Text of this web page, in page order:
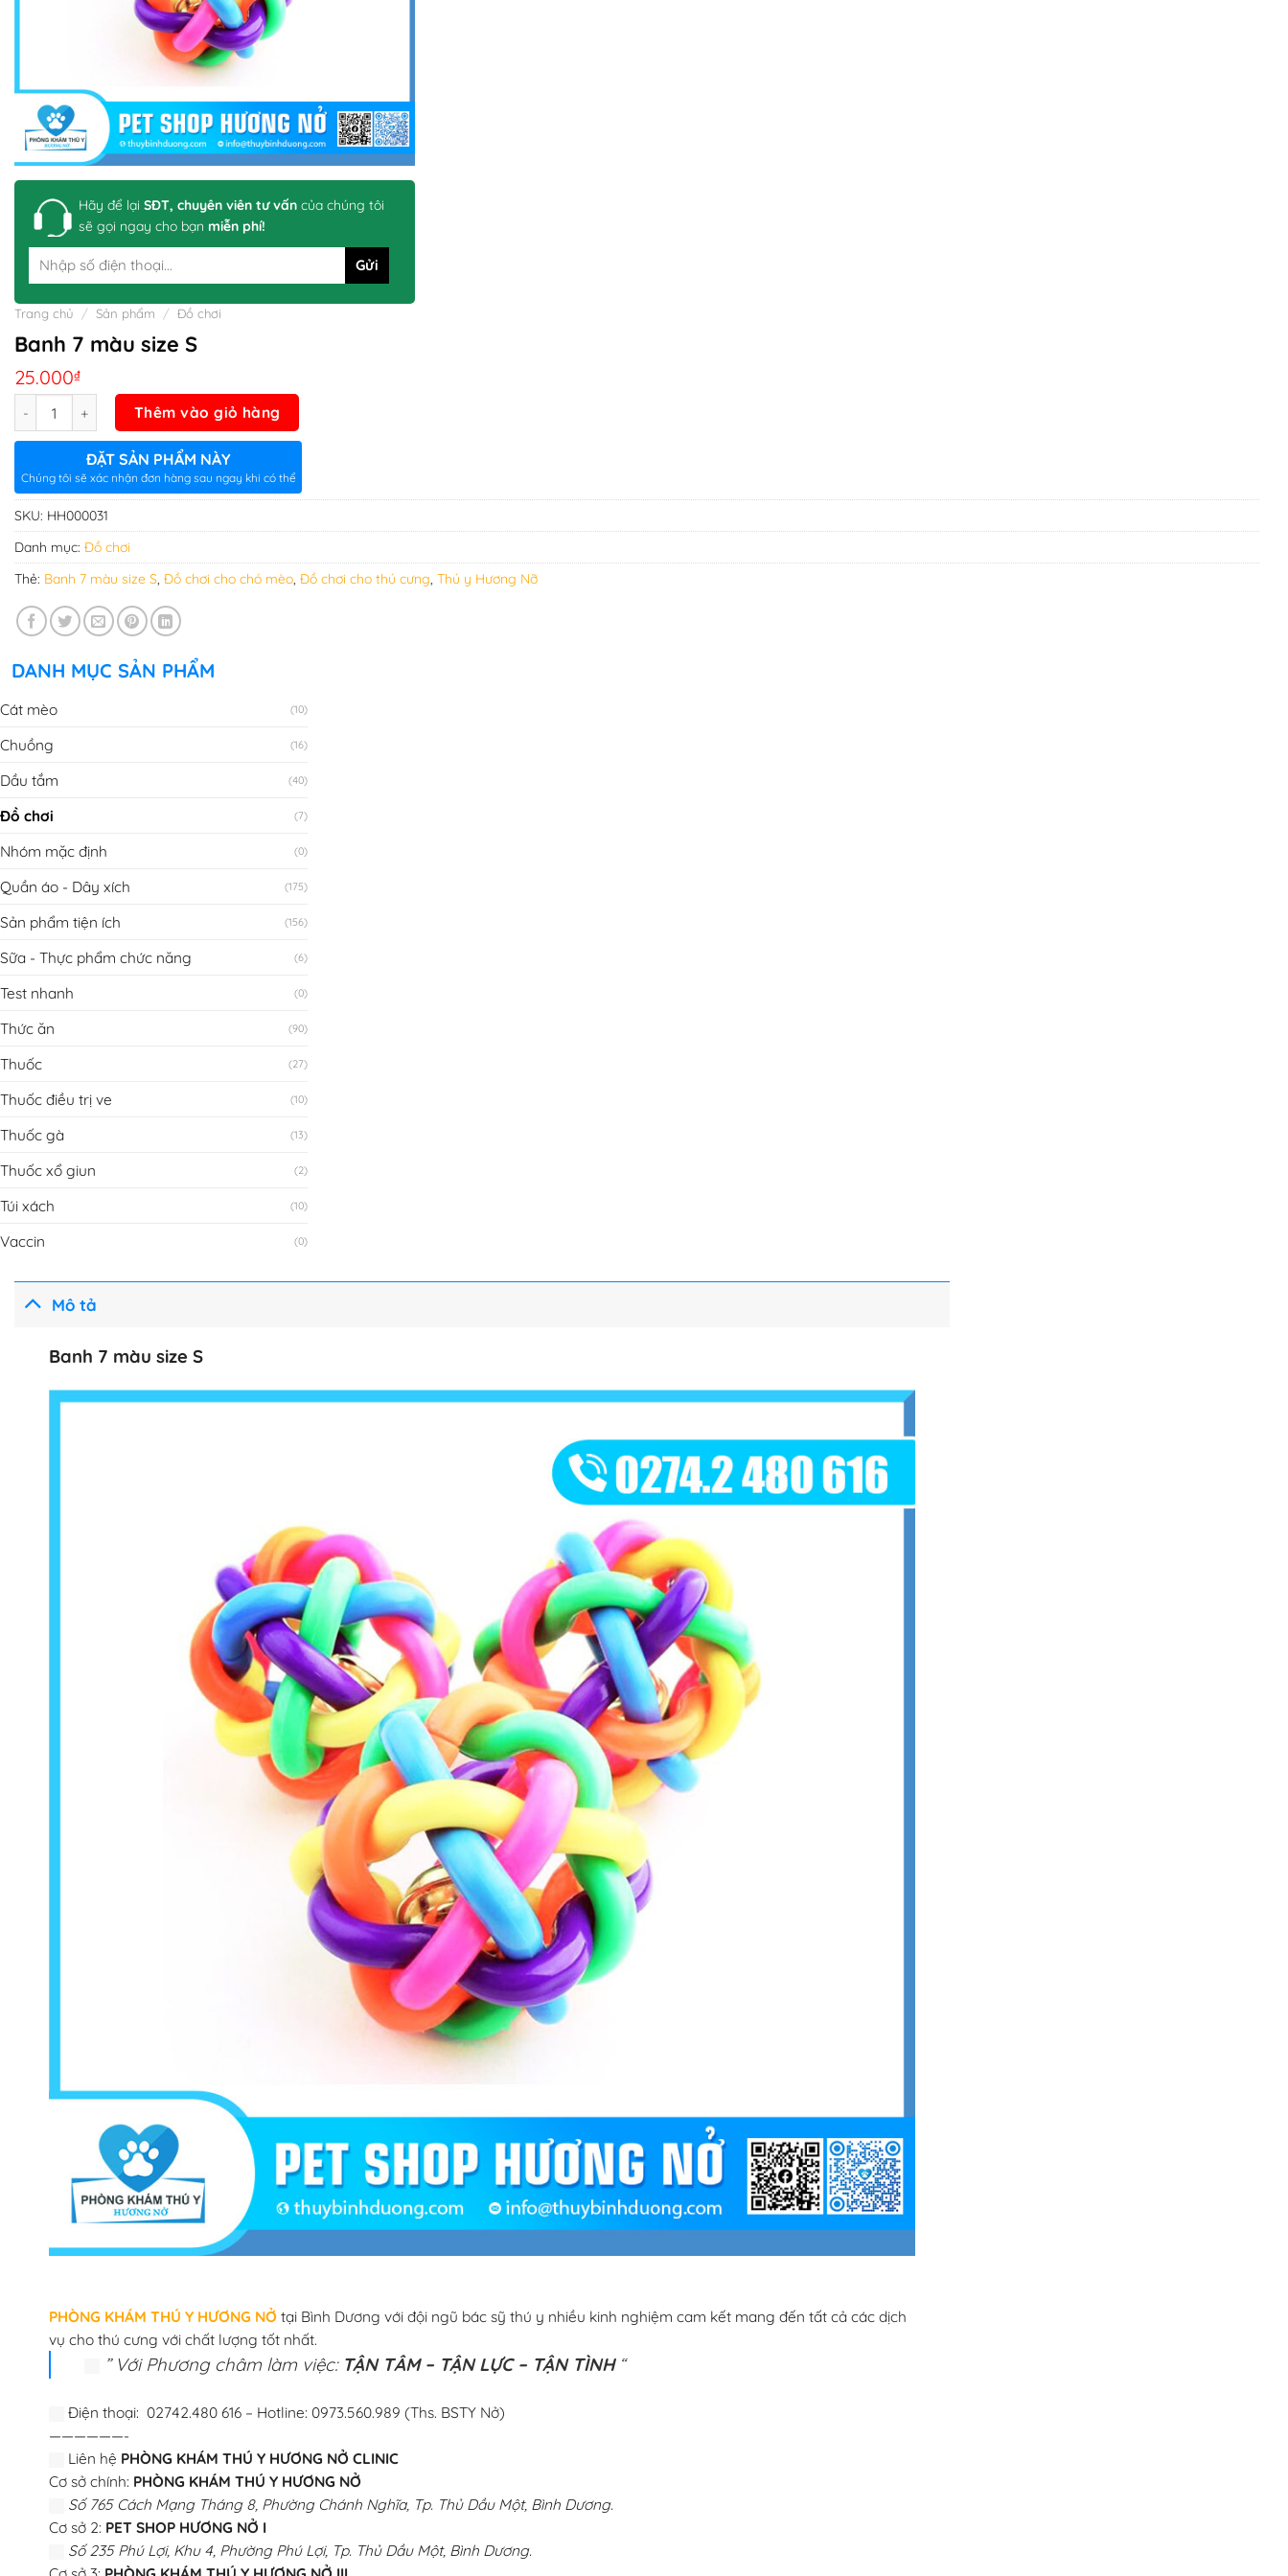
Hãy để lại SĐT, chuyên viên tư vấn của chúng tôi
sẽ gọi ngay cho bạn miễn phí!
Trang chủ / Sản phẩm / Đồ chơi
Banh 7 màu size S
25.000₫
Thêm vào giỏ hàng
ĐẶT SẢN PHẨM NÀY
Chúng tôi sẽ xác nhận đơn hàng sau ngay khi có thể
SKU: HH000031
Danh mục: Đồ chơi
Thẻ: Banh 7 màu size S, Đồ chơi cho chó mèo, Đồ chơi cho thú cưng, Thú y Hương Nỡ
DANH MỤC SẢN PHẨM
Cát mèo (10)
Chuồng (16)
Dầu tắm (40)
Đồ chơi (7)
Nhóm mặc định (0)
Quần áo - Dây xích (175)
Sản phẩm tiện ích (156)
Sữa - Thực phẩm chức năng (6)
Test nhanh (0)
Thức ăn (90)
Thuốc (27)
Thuốc điều trị ve (10)
Thuốc gà (13)
Thuốc xổ giun (2)
Túi xách (10)
Vaccin (0)
Mô tả
Banh 7 màu size S
PHÒNG KHÁM THÚ Y HƯƠNG NỞtại Bình Dương với đội ngũ bác sỹ thú y nhiều kinh nghiệm cam kết mang đến tất cả các dịch
vụ cho thú cưng với chất lượng tốt nhất.
” Với Phương châm làm việc: TẬN TÂM – TẬN LỰC – TẬN TÌNH“
Điện thoại: 02742.480 616 – Hotline: 0973.560.989 (Ths. BSTY Nở)
——————-
Liên hệ PHÒNG KHÁM THÚ Y HƯƠNG NỞ CLINIC
Cơ sở chính: PHÒNG KHÁM THÚ Y HƯƠNG NỞ
Số 765 Cách Mạng Tháng 8, Phường Chánh Nghĩa, Tp. Thủ Dầu Một, Bình Dương.
Cơ sở 2: PET SHOP HƯƠNG NỞ I
Số 235 Phú Lợi, Khu 4, Phường Phú Lợi, Tp. Thủ Dầu Một, Bình Dương.